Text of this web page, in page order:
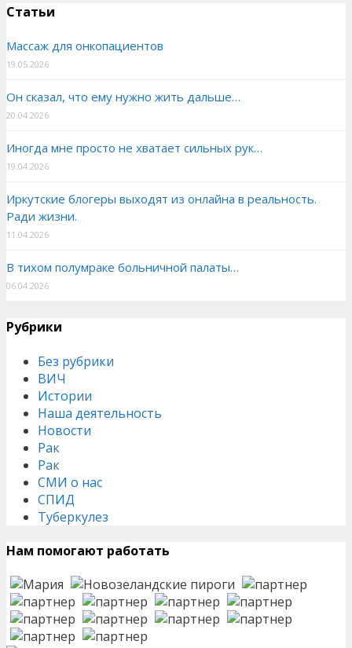
Статьи
Массаж для онкопациентов
19.05.2026
Он сказал, что ему нужно жить дальше…
20.04.2026
Иногда мне просто не хватает сильных рук…
19.04.2026
Иркутские блогеры выходят из онлайна в реальность.
Ради жизни.
11.04.2026
В тихом полумраке больничной палаты…
06.04.2026
Рубрики
Без рубрики
ВИЧ
Истории
Наша деятельность
Новости
Рак
Рак
СМИ о нас
СПИД
Туберкулез
Нам помогают работать